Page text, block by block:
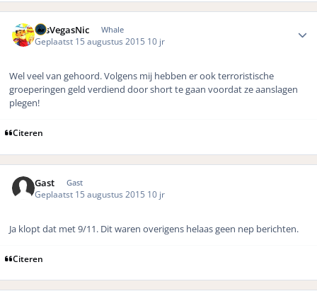
LasVegasNic Whale
Geplaatst 15 augustus 2015 10 jr
Wel veel van gehoord. Volgens mij hebben er ook terroristische
groeperingen geld verdiend door short te gaan voordat ze aanslagen
plegen!
Citeren
Gast Gast
Geplaatst 15 augustus 2015 10 jr
Ja klopt dat met 9/11. Dit waren overigens helaas geen nep berichten.
Citeren